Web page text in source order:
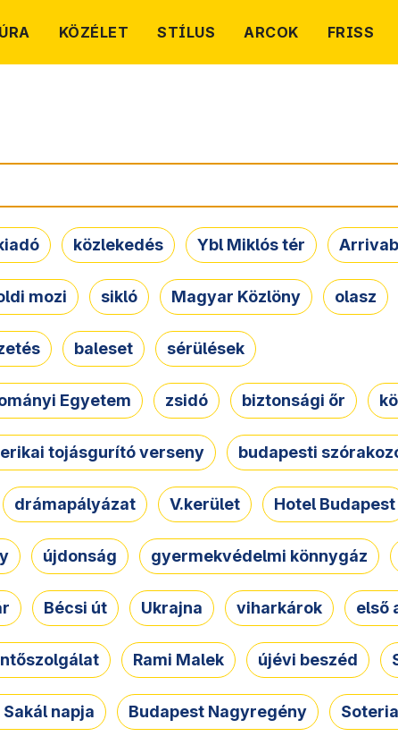
KÖZÉLET STÍLUS ARCOK FRISS
közlekedés Ybl Miklós tér
mozi sikló Magyar Közlöny olasz
baleset sérülések
Egyetem zsidó biztonsági őr
tojásgurító verseny budapesti
drámapályázat V.kerület Hotel Budapest
újdonság gyermekvédelmi könnygáz
Bécsi út Ukrajna viharkárok első
Rami Malek újévi beszéd
Sakál napja Budapest Nagyregény